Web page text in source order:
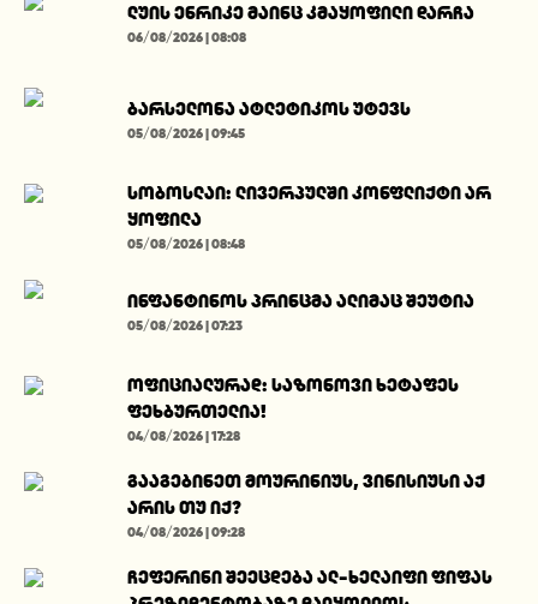
ლუის ენრიკე მაინც კმაყოფილი დარჩა
06/08/2026 | 08:08
ბარსელონა ატლეტიკოს უტევს
05/08/2026 | 09:45
სობოსლაი: ლივერპულში კონფლიქტი არ
ყოფილა
05/08/2026 | 08:48
ინფანტინოს პრინცმა ალიმაც შეუტია
05/08/2026 | 07:23
ოფიციალურად: საზონოვი ხეტაფეს
ფეხბურთელია!
04/08/2026 | 17:28
გააგებინეთ მოურინიუს, ვინისიუსი აქ
არის თუ იქ?
04/08/2026 | 09:28
ჩეფერინი შეეცდება ალ-ხელაიფი ფიფას